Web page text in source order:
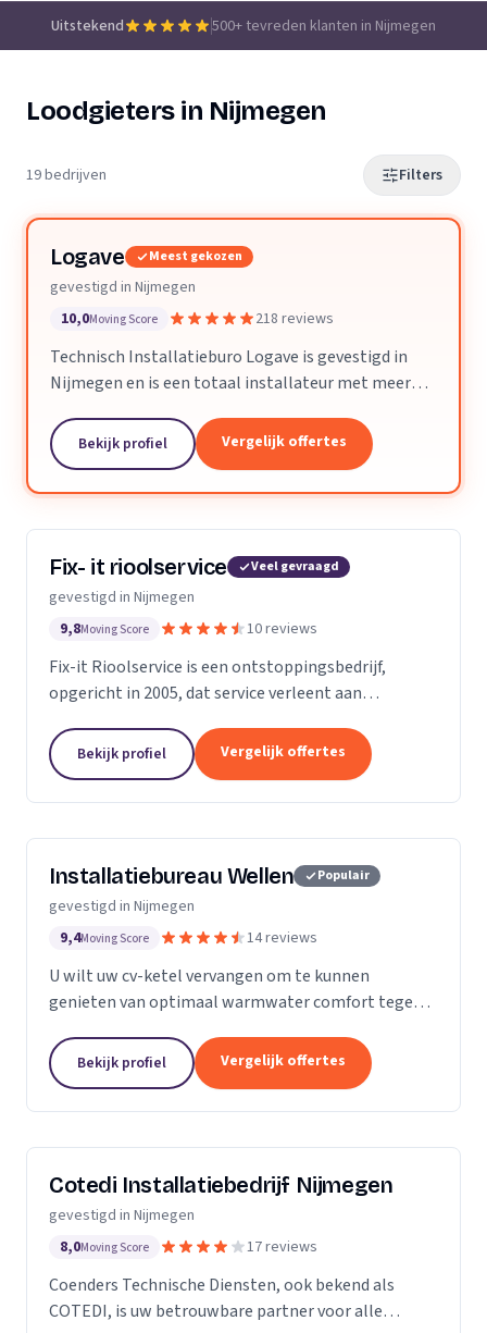
Uitstekend 500+ tevreden klanten in Nijmegen
Loodgieters in Nijmegen
19 bedrijven Filters
Logave Meest gekozen
gevestigd in Nijmegen
10,0Moving Score 218 reviews
Technisch Installatieburo Logave is gevestigd in
Nijmegen en is een totaal installateur met meer
cv-combiketels, maar zijn gespecialiseerd in de...
Bekijk profiel Vergelijk offertes
Fix- it rioolservice Veel gevraagd
gevestigd in Nijmegen
9,8Moving Score 10 reviews
Fix-it Rioolservice is een ontstoppingsbedrijf,
opgericht in 2005, dat service verleent aan
rioleringsproblemen, dan wel afvoerproblemen.
Bekijk profiel Vergelijk offertes
Installatiebureau Wellen Populair
gevestigd in Nijmegen
9,4Moving Score 14 reviews
U wilt uw cv-ketel vervangen om te kunnen
genieten van optimaal warmwater comfort tegen
Nijmegen met het plaatsen en vervangen van cv-
ketels van...
Bekijk profiel Vergelijk offertes
Cotedi Installatiebedrijf Nijmegen
gevestigd in Nijmegen
8,0Moving Score 17 reviews
Coenders Technische Diensten, ook bekend als
COTEDI, is uw betrouwbare partner voor alle